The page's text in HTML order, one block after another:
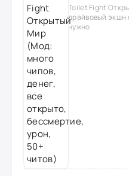
Toilet Fight
драйвовый экшн
нужно